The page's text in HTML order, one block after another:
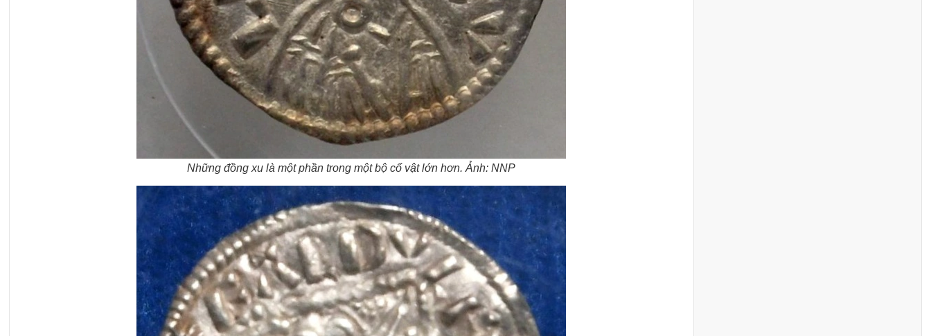
Những đồng xu là một phần trong một bộ cổ vật lớn hơn. Ảnh: NNP